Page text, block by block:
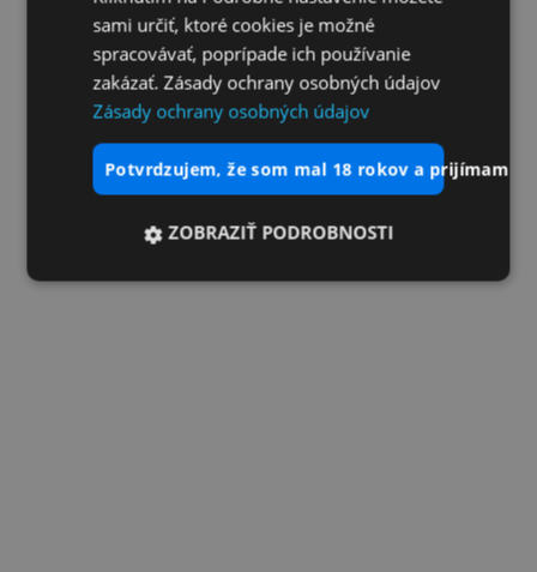
sami určiť, ktoré cookies je možné
spracovávať, poprípade ich používanie
zakázať. Zásady ochrany osobných údajov
Zásady ochrany osobných údajov
potvrdzujem, že som mal 18 rokov a prijímam
ZOBRAZIŤ PODROBNOSTI